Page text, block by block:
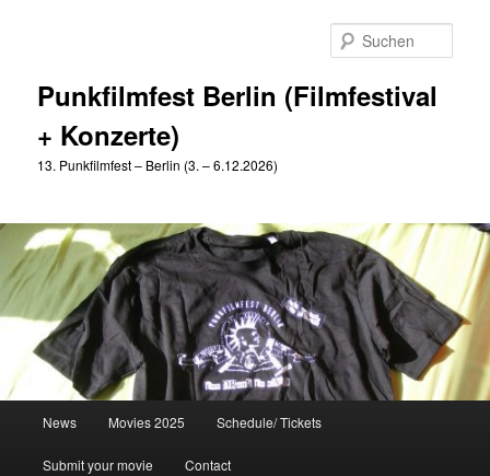
Punkfilmfest Berlin (Filmfestival
+ Konzerte)
13. Punkfilmfest – Berlin (3. – 6.12.2026)
News Movies 2025 Schedule/ Tickets
Submit your movie Contact